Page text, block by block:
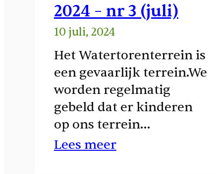
2024 – nr 3 (juli)
10 juli, 2024
Het Watertorenterrein is
een gevaarlijk terrein.We
worden regelmatig
gebeld dat er kinderen
op ons terrein…
Lees meer